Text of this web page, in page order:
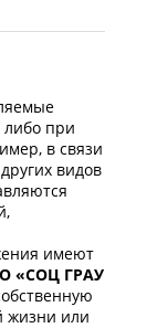
либо при
в связи
видов
имеют
«СОЦ ГРАУ
жизни или